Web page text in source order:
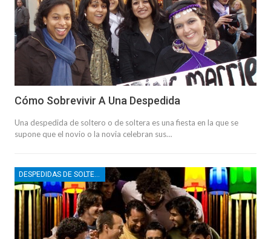
Cómo Sobrevivir A Una Despedida
Una despedida de soltero o de soltera es una fiesta en la que se
supone que el novio o la novia celebran sus…